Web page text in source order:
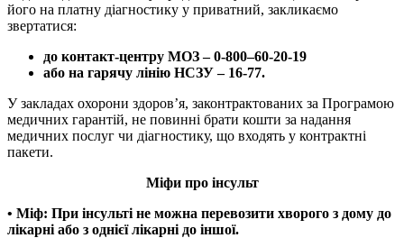
його на платну діагностику у приватний, закликаємо
звертатися:
до контакт-центру МОЗ – 0-800–60-20-19
або на гарячу лінію НСЗУ – 16-77.
У закладах охорони здоров’я, законтрактованих за Програмою
медичних гарантій, не повинні брати кошти за надання
медичних послуг чи діагностику, що входять у контрактні
пакети.
Міфи про інсульт
• Міф: При інсульті не можна перевозити хворого з дому до
лікарні або з однієї лікарні до іншої.